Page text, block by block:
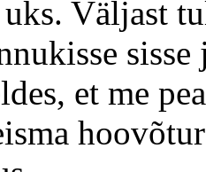
Väljast
et me